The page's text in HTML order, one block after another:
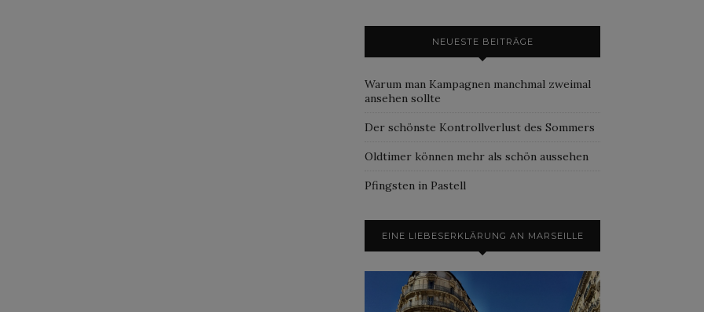
NEUESTE BEITRÄGE
Warum man Kampagnen manchmal zweimal
ansehen sollte
Der schönste Kontrollverlust des Sommers
Oldtimer können mehr als schön aussehen
Pfingsten in Pastell
EINE LIEBESERKLÄRUNG AN MARSEILLE